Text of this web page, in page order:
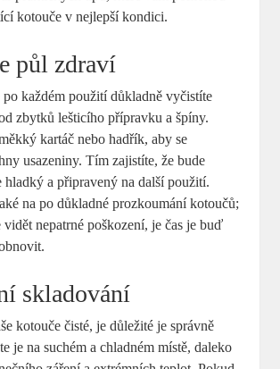
kotouče v nejlepší kondici.
půl zdraví
po každém použití důkladně vyčistíte
zbytků lešticího přípravku a špíny.
kartáč nebo hadřík, aby se
usazeniny. Tím zajistíte, že bude
hladký a připravený na další použití.
na po důkladné prozkoumání kotoučů;
vidět nepatrné poškození, je čas je buď
skladování
kotouče čisté, je důležité je správně
je na suchém a chladném místě, daleko